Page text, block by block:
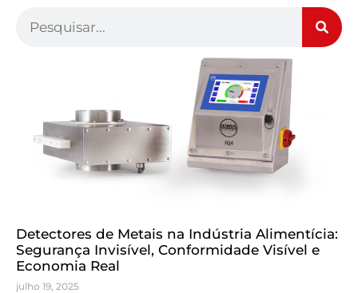
Detectores de Metais na Indústria Alimentícia:
Segurança Invisível, Conformidade Visível e
Economia Real
julho 19, 2025